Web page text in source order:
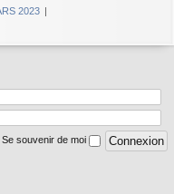
2023
Se souvenir de moi